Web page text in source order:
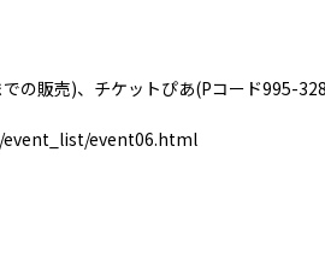
の販売)、チケットぴあ(Pコード995-
event06.html